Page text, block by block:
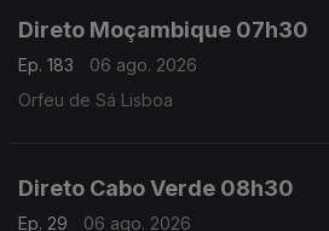
Direto Moçambique 07h30
Ep. 183
06 ago. 2026
Orfeu de Sá Lisboa
Direto Cabo Verde 08h30
Ep. 29
06 ago. 2026